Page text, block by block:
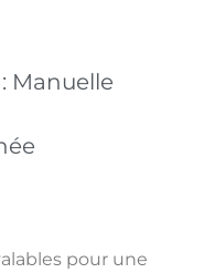
Manuelle
pour une